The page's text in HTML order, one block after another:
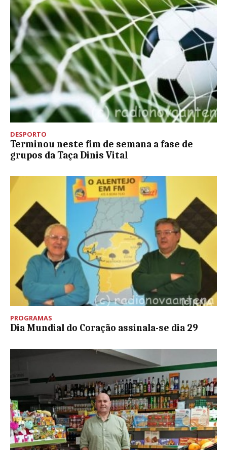
DESPORTO
Terminou neste fim de semana a fase de
grupos da Taça Dinis Vital
PROGRAMAS
Dia Mundial do Coração assinala-se dia 29